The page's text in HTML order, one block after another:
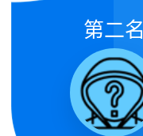
第二名